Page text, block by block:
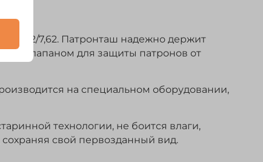
12/7,62. Патронташ надежно держит
клапаном для защиты патронов от
на специальном оборудовании,
технологии, не боится влаги,
свой первозданный вид.